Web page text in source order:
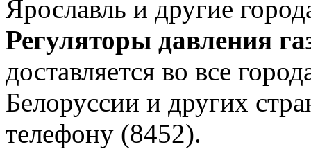
Ярославль и другие
Регуляторы давления
доставляется во все
Белоруссии и других
телефону (8452).